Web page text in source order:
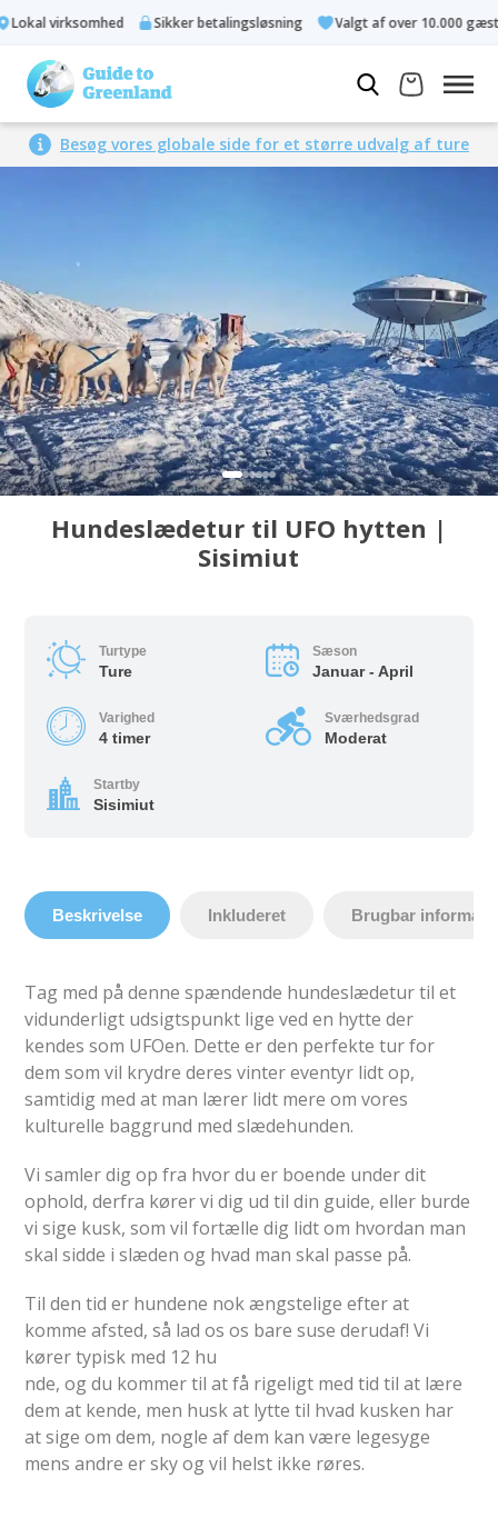
virksomhed Sikker betalingsløsning Valgt af over 10.000 gæster
Besøg vores globale side for et større udvalg af ture
Hundeslædetur til UFO hytten |
Sisimiut
Turtype
Ture
Sæson
Januar - April
Varighed
4 timer
Sværhedsgrad
Moderat
Startby
Sisimiut
Beskrivelse Inkluderet Brugbar
Tag med på denne spændende hundeslædetur til et
vidunderligt udsigtspunkt lige ved en hytte der
kendes som UFOen. Dette er den perfekte tur for
dem som vil krydre deres vinter eventyr lidt op,
samtidig med at man lærer lidt mere om vores
kulturelle baggrund med slædehunden.
Vi samler dig op fra hvor du er boende under dit
ophold, derfra kører vi dig ud til din guide, eller burde
vi sige kusk, som vil fortælle dig lidt om hvordan man
skal sidde i slæden og hvad man skal passe på.
Til den tid er hundene nok ængstelige efter at
komme afsted, så lad os os bare suse derudaf! Vi
kører typisk med 12 hu
nde, og du kommer til at få rigeligt med tid til at lære
dem at kende, men husk at lytte til hvad kusken har
at sige om dem, nogle af dem kan være legesyge
mens andre er sky og vil helst ikke røres.